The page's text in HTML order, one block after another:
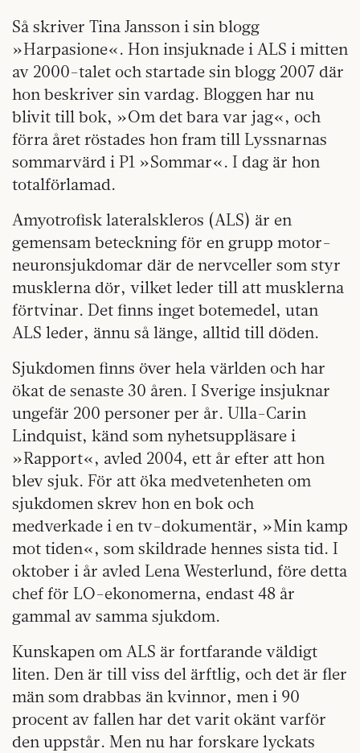
Så skriver Tina Jansson i sin blogg
»Harpasione«. Hon insjuknade i ALS i mitten
av 2000-talet och startade sin blogg 2007 där
hon beskriver sin vardag. Bloggen har nu
blivit till bok, »Om det bara var jag«, och
förra året röstades hon fram till Lyssnarnas
sommarvärd i P1 »Sommar«. I dag är hon
totalförlamad.
Amyotrofisk lateralskleros (ALS) är en
gemensam beteckning för en grupp motor-
neuronsjukdomar där de nervceller som styr
musklerna dör, vilket leder till att musklerna
förtvinar. Det finns inget botemedel, utan
ALS leder, ännu så länge, alltid till döden.
Sjukdomen finns över hela världen och har
ökat de senaste 30 åren. I Sverige insjuknar
ungefär 200 personer per år. Ulla-Carin
Lindquist, känd som nyhetsuppläsare i
»Rapport«, avled 2004, ett år efter att hon
blev sjuk. För att öka medvetenheten om
sjukdomen skrev hon en bok och
medverkade i en tv-dokumentär, »Min kamp
mot tiden«, som skildrade hennes sista tid. I
oktober i år avled Lena Westerlund, före detta
chef för LO-ekonomerna, endast 48 år
gammal av samma sjukdom.
Kunskapen om ALS är fortfarande väldigt
liten. Den är till viss del ärftlig, och det är fler
män som drabbas än kvinnor, men i 90
procent av fallen har det varit okänt varför
den uppstår. Men nu har forskare lyckats